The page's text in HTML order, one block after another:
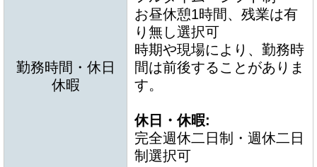
勤務時間・休日
休暇
お昼休憩1時間、残業は有
り無し選択可
時期や現場により、勤務時
間は前後することがありま
す。
休日・休暇:
完全週休二日制・週休二日
制選択可